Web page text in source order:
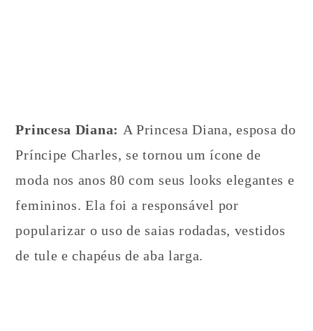
Princesa Diana: A Princesa Diana, esposa do
Príncipe Charles, se tornou um ícone de
moda nos anos 80 com seus looks elegantes e
femininos. Ela foi a responsável por
popularizar o uso de saias rodadas, vestidos
de tule e chapéus de aba larga.